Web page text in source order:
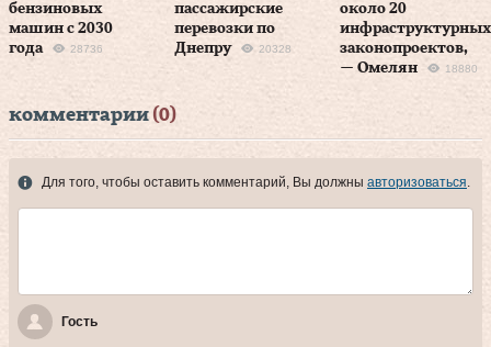
бензиновых
машин с 2030
года
28736
пассажирские
перевозки по
Днепру
20328
около 20
законопроектов,
— Омелян
18880
комментарии (0)
Для того, чтобы оставить комментарий, Вы должны авторизоваться.
Гость